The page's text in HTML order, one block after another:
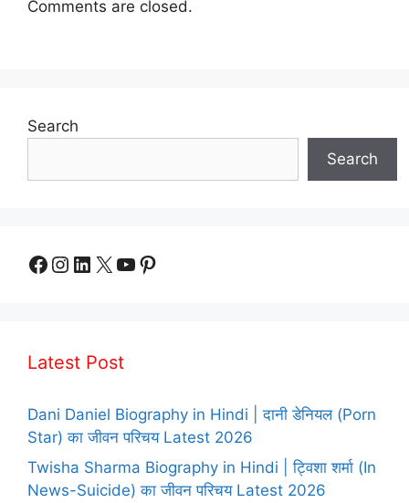
Comments are closed.
Search
Search
Facebook
Instagram
LinkedIn
X YouTube
Pinterest
Latest Post
Dani Daniel Biography in Hindi | दानी डेनियल (Porn
Star) का जीवन परिचय Latest 2026
Twisha Sharma Biography in Hindi | ट्विशा शर्मा (In
News-Suicide) का जीवन परिचय Latest 2026